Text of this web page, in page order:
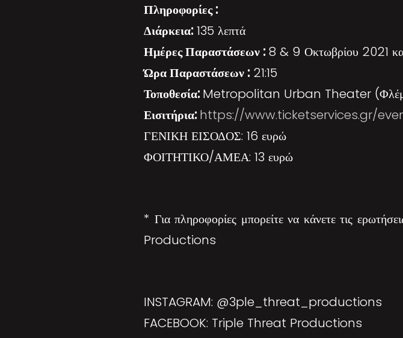
Πληροφορίες :
Διάρκεια:135 λεπτά
Ημέρες Παραστάσεων :8 & 9 Οκτωβρίου 2021
Ώρα Παραστάσεων :21:15
Τοποθεσία:Metropolitan Urban Theater
Εισιτήρια:https://www.ticketservices.gr/
ΓΕΝΙΚΗ ΕΙΣΟΔΟΣ: 16 ευρώ
ΦΟΙΤΗΤΙΚΟ/ΑΜΕΑ: 13 ευρώ
* Για πληροφορίες μπορείτε να κάνετε τις
Productions
INSTAGRAM: @3ple_threat_productions
FACEBOOK: Triple Threat Productions